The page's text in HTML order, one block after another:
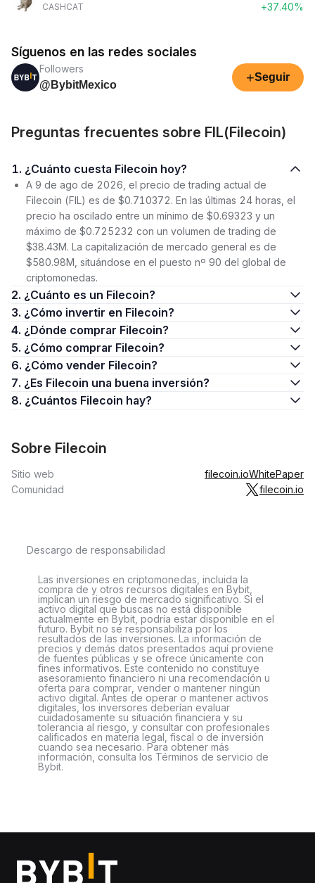
CASHCAT
+37.40%
Síguenos en las redes sociales
Followers
@BybitMexico
+Seguir
Preguntas frecuentes sobre FIL(Filecoin)
1. ¿Cuánto cuesta Filecoin hoy?
A 9 de ago de 2026, el precio de trading actual de
Filecoin (FIL) es de $0.710372. En las últimas 24 horas, el
precio ha oscilado entre un mínimo de $0.69323 y un
máximo de $0.725232 con un volumen de trading de
$38.43M. La capitalización de mercado general es de
$580.98M, situándose en el puesto nº 90 del global de
criptomonedas.
2. ¿Cuánto es un Filecoin?
3. ¿Cómo invertir en Filecoin?
4. ¿Dónde comprar Filecoin?
5. ¿Cómo comprar Filecoin?
6. ¿Cómo vender Filecoin?
7. ¿Es Filecoin una buena inversión?
8. ¿Cuántos Filecoin hay?
Sobre Filecoin
Sitio web filecoin.ioWhitePaper
Comunidad
filecoin.io
Descargo de responsabilidad
Las inversiones en criptomonedas, incluida la
compra de y otros recursos digitales en Bybit,
implican un riesgo de mercado significativo. Si el
activo digital que buscas no está disponible
actualmente en Bybit, podría estar disponible en el
futuro. Bybit no se responsabiliza por los
resultados de las inversiones. La información de
precios y demás datos presentados aquí proviene
de fuentes públicas y se ofrece únicamente con
fines informativos. Este contenido no constituye
asesoramiento financiero ni una recomendación u
oferta para comprar, vender o mantener ningún
activo digital. Antes de operar o mantener activos
digitales, los inversores deberían evaluar
cuidadosamente su situación financiera y su
tolerancia al riesgo, y consultar con profesionales
calificados en materia legal, fiscal o de inversión
cuando sea necesario. Para obtener más
información, consulta los Términos de servicio de
Bybit.